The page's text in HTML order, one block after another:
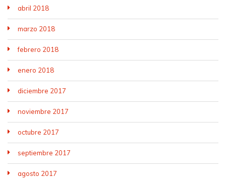
abril 2018
marzo 2018
febrero 2018
enero 2018
diciembre 2017
noviembre 2017
octubre 2017
septiembre 2017
agosto 2017